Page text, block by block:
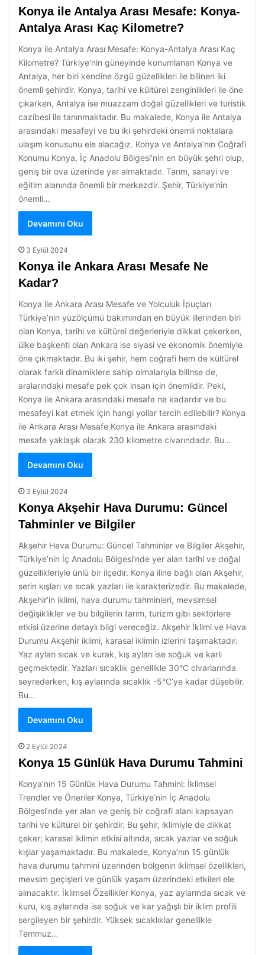
Konya ile Antalya Arası Mesafe: Konya-
Antalya Arası Kaç Kilometre?
Konya ile Antalya Arası Mesafe: Konya-Antalya Arası Kaç
Kilometre? Türkiye’nin güneyinde konumlanan Konya ve
Antalya, her biri kendine özgü güzellikleri ile bilinen iki
önemli şehirdir. Konya, tarihi ve kültürel zenginlikleri ile öne
çıkarken, Antalya ise muazzam doğal güzellikleri ve turistik
cazibesi ile tanınmaktadır. Bu makalede, Konya ile Antalya
arasındaki mesafeyi ve bu iki şehirdeki önemli noktalara
ulaşım konusunu ele alacağız. Konya ve Antalya’nın Coğrafi
Konumu Konya, İç Anadolu Bölgesi’nin en büyük şehri olup,
geniş bir ova üzerinde yer almaktadır. Tarım, sanayi ve
eğitim alanında önemli bir merkezdir. Şehir, Türkiye’nin
önemli…
Devamını Oku
3 Eylül 2024
Konya ile Ankara Arası Mesafe Ne
Kadar?
Konya ile Ankara Arası Mesafe ve Yolculuk İpuçları
Türkiye’nin yüzölçümü bakımından en büyük illerinden biri
olan Konya, tarihi ve kültürel değerleriyle dikkat çekerken,
ülke başkenti olan Ankara ise siyasi ve ekonomik önemiyle
öne çıkmaktadır. Bu iki şehir, hem coğrafi hem de kültürel
olarak farklı dinamiklere sahip olmalarıyla bilinse de,
aralarındaki mesafe pek çok insan için önemlidir. Peki,
Konya ile Ankara arasındaki mesafe ne kadardır ve bu
mesafeyi kat etmek için hangi yollar tercih edilebilir? Konya
ile Ankara Arası Mesafe Konya ile Ankara arasındaki
mesafe yaklaşık olarak 230 kilometre civarındadır. Bu…
Devamını Oku
3 Eylül 2024
Konya Akşehir Hava Durumu: Güncel
Tahminler ve Bilgiler
Akşehir Hava Durumu: Güncel Tahminler ve Bilgiler Akşehir,
Türkiye’nin İç Anadolu Bölgesi’nde yer alan tarihi ve doğal
güzellikleriyle ünlü bir ilçedir. Konya iline bağlı olan Akşehir,
serin kışları ve sıcak yazları ile karakterizedir. Bu makalede,
Akşehir’in iklimi, hava durumu tahminleri, mevsimsel
değişiklikler ve bu bilgilerin tarım, turizm gibi sektörlere
etkisi üzerine detaylı bilgi vereceğiz. Akşehir İklimi ve Hava
Durumu Akşehir iklimi, karasal iklimin izlerini taşımaktadır.
Yaz ayları sıcak ve kurak, kış ayları ise soğuk ve karlı
geçmektedir. Yazları sıcaklık genellikle 30°C civarlarında
seyrederken, kış aylarında sıcaklık -5°C’ye kadar düşebilir.
Bu…
Devamını Oku
2 Eylül 2024
Konya 15 Günlük Hava Durumu Tahmini
Konya’nın 15 Günlük Hava Durumu Tahmini: İklimsel
Trendler ve Öneriler Konya, Türkiye’nin İç Anadolu
Bölgesi’nde yer alan ve geniş bir coğrafi alanı kapsayan
tarihi ve kültürel bir şehirdir. Bu şehir, iklimiyle de dikkat
çeker; karasal iklimin etkisi altında, sıcak yazlar ve soğuk
kışlar yaşamaktadır. Bu makalede, Konya’nın 15 günlük
hava durumu tahmini üzerinden bölgenin iklimsel özellikleri,
mevsim geçişleri ve günlük yaşam üzerindeki etkileri ele
alınacaktır. İklimsel Özellikler Konya, yaz aylarında sıcak ve
kuru, kış aylarında ise soğuk ve kar yağışlı bir iklim profili
sergileyen bir şehirdir. Yüksek sıcaklıklar genellikle
Temmuz…